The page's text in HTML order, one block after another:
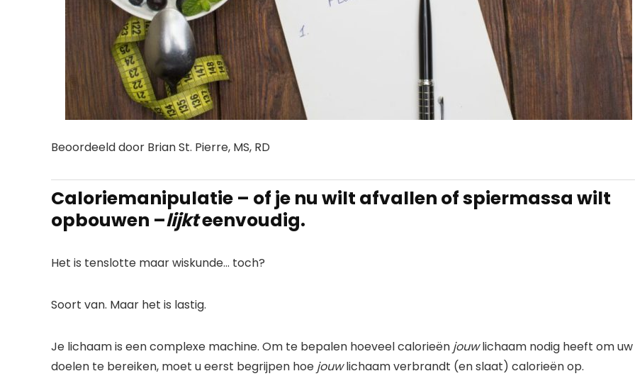
Beoordeeld door Brian St. Pierre, MS, RD
Caloriemanipulatie – of je nu wilt afvallen of spiermassa wilt
opbouwen –lijkteenvoudig.
Het is tenslotte maar wiskunde… toch?
Soort van. Maar het is lastig.
Je lichaam is een complexe machine. Om te bepalen hoeveel calorieën jouwlichaam nodig heeft om uw
doelen te bereiken, moet u eerst begrijpen hoe jouwlichaam verbrandt (en slaat) calorieën op.